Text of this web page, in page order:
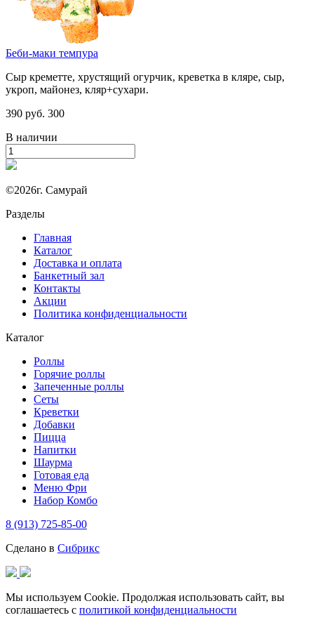
Беби-маки темпура
Сыр креметте, хрустящий огурчик, креветка в кляре, сыр,
укроп, майонез, кляр+сухари.
390 руб. 300
В наличии
©2026г. Самурай
Разделы
Главная
Каталог
Доставка и оплата
Банкетный зал
Контакты
Акции
Политика конфиденциальности
Каталог
Роллы
Горячие роллы
Запеченные роллы
Сеты
Креветки
Добавки
Пицца
Напитки
Шаурма
Готовая еда
Меню Фри
Набор Комбо
8 (913) 725-85-00
Сделано в Сибрикс
Мы используем Cookie. Продолжая использовать сайт, вы
соглашаетесь с политикой конфиденциальности